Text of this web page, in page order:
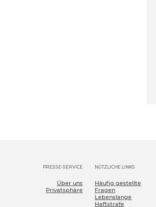
PRESSE-SERVICE
Über uns
Privatsphäre
NÜTZLICHE LINKS
Häufig gestellte
Fragen
Lebenslange
Haftstrafe